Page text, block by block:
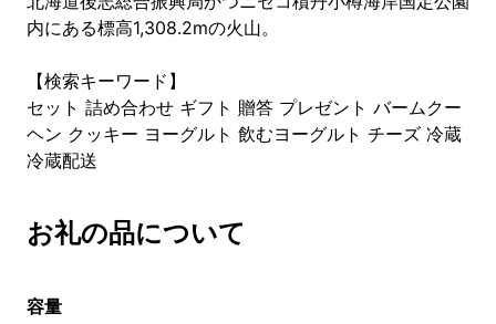
内にある標高1,308.2mの火山。
【検索キーワード】
セット 詰め合わせ ギフト 贈答 プレゼント バームクー
ヘン クッキー ヨーグルト 飲むヨーグルト チーズ 冷蔵
冷蔵配送
お礼の品について
容量